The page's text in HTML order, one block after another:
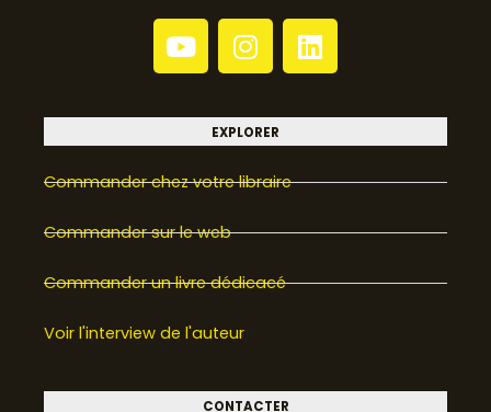
Y
o
u
t
u
b
e
I
n
s
t
a
g
r
a
L
i
n
k
e
i
n
EXPLORER
Commander chez votre libraire
Commander sur le web
Commander un livre dédicacé
Voir l'interview de l'auteur
CONTACTER